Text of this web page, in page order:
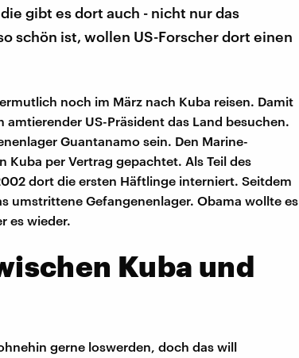
gibt es dort auch - nicht nur das
schön ist, wollen US-Forscher dort einen
noch im März nach Kuba reisen. Damit
US-Präsident das Land besuchen.
Guantanamo sein. Den Marine-
Kuba per Vertrag gepachtet. Als Teil des
dort die ersten Häftlinge interniert. Seitdem
umstrittene Gefangenenlager. Obama wollte es
es wieder.
Kuba und
gerne loswerden, doch das will